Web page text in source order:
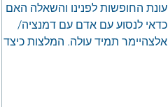
עונת החופשות לפנינו והשאלה האם
כדאי לנסוע עם אדם עם דמנציה/
אלצהיימר תמיד עולה. המלצות כיצד